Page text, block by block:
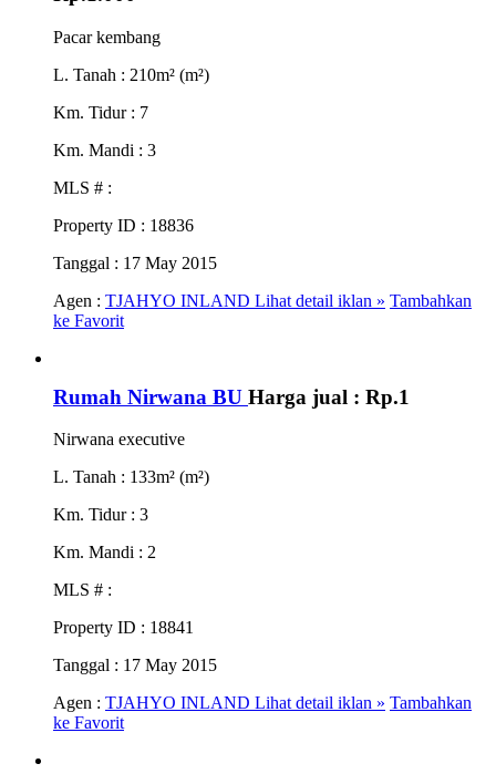
Pacar kembang
L. Tanah : 210m² (m²)
Km. Tidur : 7
Km. Mandi : 3
MLS # :
Property ID : 18836
Tanggal : 17 May 2015
Agen : TJAHYO INLAND Lihat detail iklan » Tambahkan
ke Favorit
Rumah Nirwana BU Harga jual : Rp.1
Nirwana executive
L. Tanah : 133m² (m²)
Km. Tidur : 3
Km. Mandi : 2
MLS # :
Property ID : 18841
Tanggal : 17 May 2015
Agen : TJAHYO INLAND Lihat detail iklan » Tambahkan
ke Favorit